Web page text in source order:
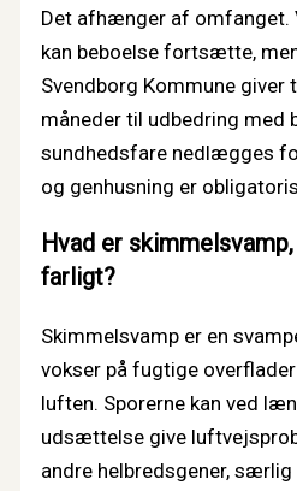
Det afhænger af omfanget.
kan beboelse fortsætte,
Svendborg Kommune giver
måneder til udbedring med
sundhedsfare nedlægges
og genhusning er
Hvad er
farligt?
Skimmelsvamp er en
vokser på fugtige
luften. Sporerne kan ved
udsættelse give
andre helbredsgener,